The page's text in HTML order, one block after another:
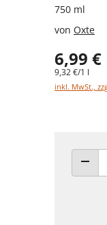
750 ml
von Oxte
6,99 €
9,32 €/1 l
inkl. MwSt.,